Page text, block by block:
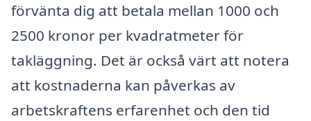
förvänta dig att betala mellan 1000 och
2500 kronor per kvadratmeter för
takläggning. Det är också värt att notera
att kostnaderna kan påverkas av
arbetskraftens erfarenhet och den tid